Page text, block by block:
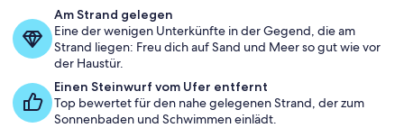
Am Strand gelegen
Eine der wenigen Unterkünfte in der Gegend, die am
Strand liegen: Freu dich auf Sand und Meer so gut wie vor
der Haustür.
Einen Steinwurf vom Ufer entfernt
Top bewertet für den nahe gelegenen Strand, der zum
Sonnenbaden und Schwimmen einlädt.